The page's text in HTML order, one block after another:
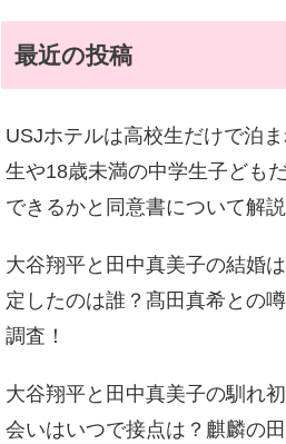
最近の投稿
USJホテルは高校生だけで泊
生や18歳未満の中学生子ども
できるかと同意書について解説
大谷翔平と田中真美子の結婚
定したのは誰？髙田真希との
調査！
大谷翔平と田中真美子の馴れ
会いはいつで接点は？麒麟の